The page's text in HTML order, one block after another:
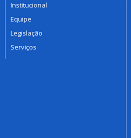
Institucional
Equipe
Legislação
Serviços